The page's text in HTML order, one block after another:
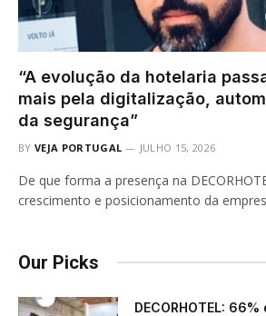
“A evolução da hotelaria
mais pela digitalização,
da segurança”
BY VEJA PORTUGAL JULHO 15, 2026
De que forma a presença na
crescimento e posicionamento da
Our Picks
DECORHOTEL: